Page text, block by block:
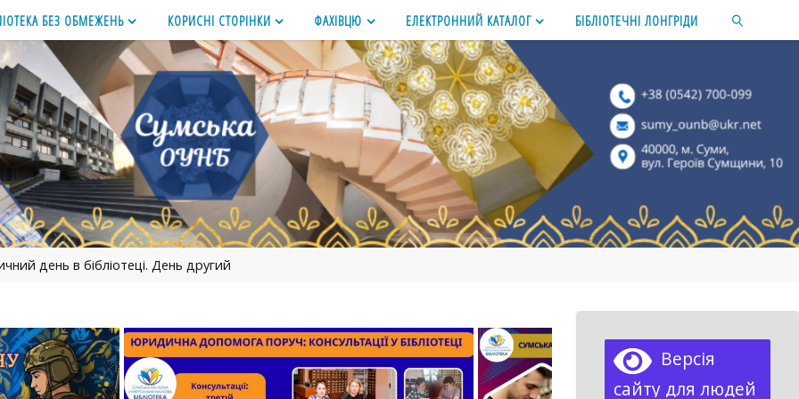
БЕЗ ОБМЕЖЕНЬ КОРИСНІ СТОРІНКИ ФАХІВЦЮ ЕЛЕКТРОННИЙ КАТАЛОГ БІБЛІОТЕЧНІ ЛОНГРІДИ
день в бібліотеці. День другий
Версія
сайту для людей